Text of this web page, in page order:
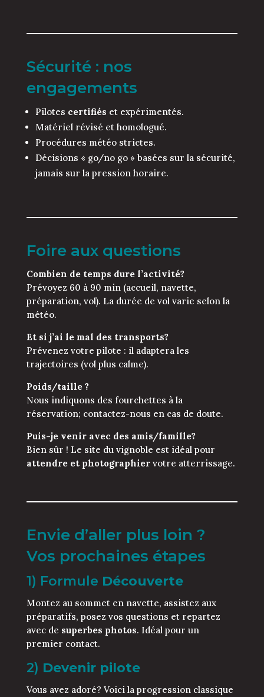
Sécurité : nos
engagements
Pilotes certifiés et expérimentés.
Matériel révisé et homologué.
Procédures météo strictes.
Décisions « go/no go » basées sur la sécurité,
jamais sur la pression horaire.
Foire aux questions
Combien de temps dure l’activité?
Prévoyez 60 à 90 min (accueil, navette,
préparation, vol). La durée de vol varie selon la
météo.
Et si j’ai le mal des transports?
Prévenez votre pilote : il adaptera les
trajectoires (vol plus calme).
Poids/taille ?
Nous indiquons des fourchettes à la
réservation; contactez-nous en cas de doute.
Puis-je venir avec des amis/famille?
Bien sûr ! Le site du vignoble est idéal pour
attendre et photographiervotre atterrissage.
Envie d’aller plus loin ?
Vos prochaines étapes
1) Formule Découverte
Montez au sommet en navette, assistez aux
préparatifs, posez vos questions et repartez
avec de superbes photos. Idéal pour un
premier contact.
2) Devenir pilote
Vous avez adoré? Voici la progression classique